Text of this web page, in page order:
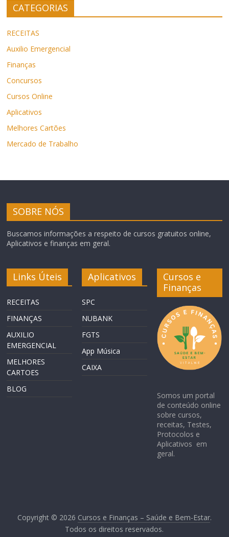
CATEGORIAS
RECEITAS
Auxilio Emergencial
Finanças
Concursos
Cursos Online
Aplicativos
Melhores Cartões
Mercado de Trabalho
SOBRE NÓS
Buscamos informações a respeito de cursos gratuitos online,
Aplicativos e finanças em geral.
Links Úteis
RECEITAS
FINANÇAS
AUXILIO
EMERGENCIAL
MELHORES
CARTOES
BLOG
Aplicativos
SPC
NUBANK
FGTS
App Música
CAIXA
Cursos e
Finanças
Somos um portal
de conteúdo online
sobre cursos,
receitas, Testes,
Protocolos e
Aplicativos em
geral.
Copyright © 2026 Cursos e Finanças – Saúde e Bem-Estar.
Todos os direitos reservados.